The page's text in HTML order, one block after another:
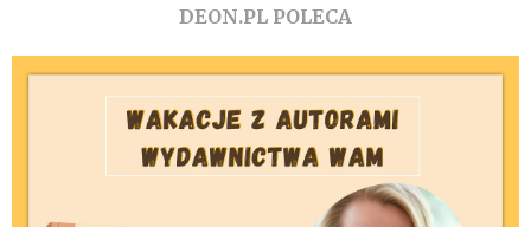
DEON.PL POLECA